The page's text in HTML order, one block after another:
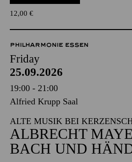
12,00 €
PHILHARMONIE ESSEN
Friday
25.09.2026
19:00 - 21:00
Alfried Krupp Saal
ALTE MUSIK BEI
ALBRECHT
BACH UND